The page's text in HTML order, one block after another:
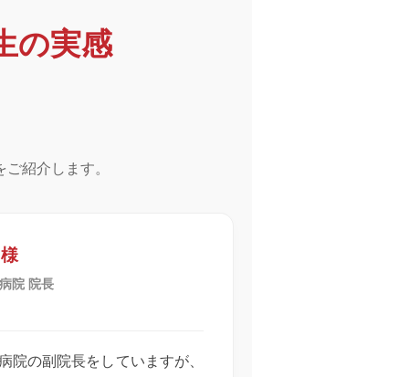
の実感
紹介します。
院 院長
院の副院長をしていますが、